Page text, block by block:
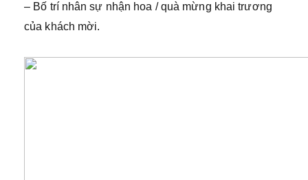
– Bố trí nhân sự nhận hoa / quà mừng khai trương
của khách mời.